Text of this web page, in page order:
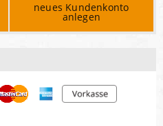
neues Kundenkonto
anlegen